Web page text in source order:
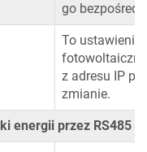
go
To ustawienie
z adresu IP
zmianie.
energii przez RS485